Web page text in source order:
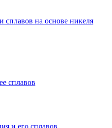
сплавов на основе никеля
сплавов
и его сплавов